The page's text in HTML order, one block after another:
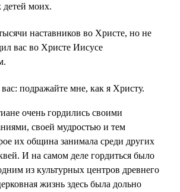
моих.
наставников во Христе, но не
вас во Христе Иисусе
подражайте мне, как я Христу.
очень гордились своими
своей мудростью и тем
их община занимала среди других
И на самом деле гордиться было
из культурных центров древнего
жизнь здесь была дольно